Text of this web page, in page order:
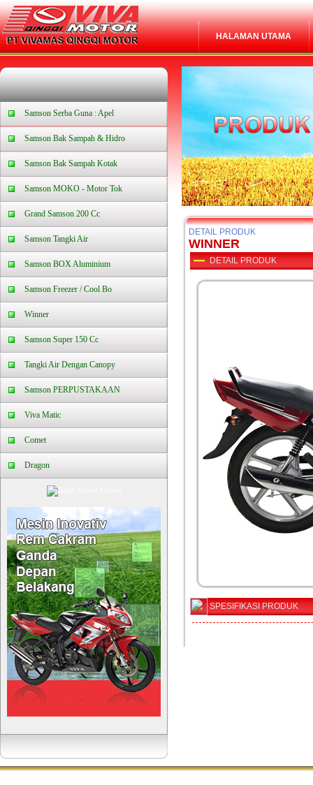
HALAMAN UTAMA
Samson Serba Guna : Apel
Samson Bak Sampah & Hidro
Samson Bak Sampah Kotak
Samson MOKO - Motor Tok
Grand Samson 200 Cc
Samson Tangki Air
Samson BOX Aluminium
Samson Freezer / Cool Bo
Winner
Samson Super 150 Cc
Tangki Air Dengan Canopy
Samson PERPUSTAKAAN
Viva Matic
Comet
Dragon
DETAIL PRODUK
WINNER
DETAIL PRODUK
SPESIFIKASI PRODUK